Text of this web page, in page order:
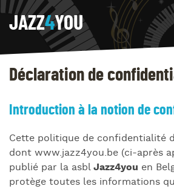
JAZZ4YOU
Déclaration de
Introduction à la notion de
Cette politique de confidentialité
dont www.jazz4you.be (ci-après
publié par la asblJazz4you en
protège toutes les informations